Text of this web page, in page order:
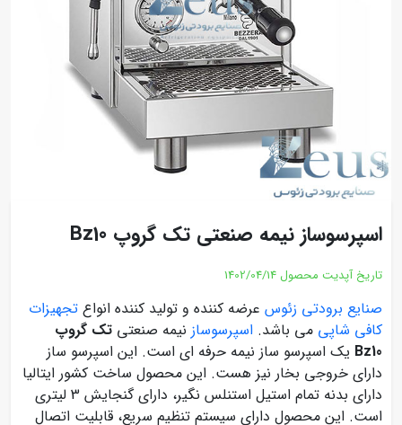
اسپرسوساز نیمه صنعتی تک گروپ Bz10
تاریخ آپدیت محصول 1402/04/14
صنایع برودتی زئوس عرضه کننده و تولید کننده انواع تجهیزات
کافی شاپی می باشد. اسپرسوساز نیمه صنعتی تک گروپ
Bz10 یک اسپرسو ساز نیمه حرفه ای است. این اسپرسو ساز
دارای خروجی بخار نیز هست. این محصول ساخت کشور ایتالیا
دارای بدنه تمام استیل استنلس نگیر، دارای گنجایش 3 لیتری
است. این محصول دارای سیستم تنظیم سریع، قابلیت اتصال